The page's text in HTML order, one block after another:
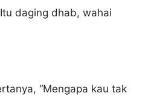
daging dhab, wahai
“Mengapa kau tak